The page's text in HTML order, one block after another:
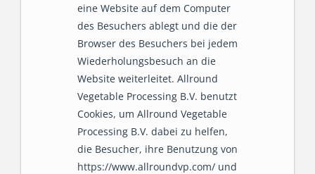
eine Website auf dem Computer
des Besuchers ablegt und die der
Browser des Besuchers bei jedem
Wiederholungsbesuch an die
Website weiterleitet. Allround
Vegetable Processing B.V. benutzt
Cookies, um Allround Vegetable
Processing B.V. dabei zu helfen,
die Besucher, ihre Benutzung von
https://www.allroundvp.com/ und